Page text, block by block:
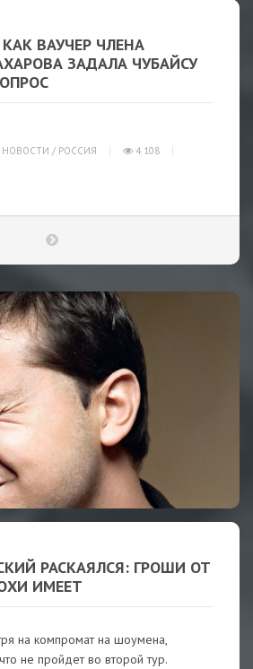
ВАУЧЕР ЧЛЕНА
ЗАДАЛА ЧУБАЙСУ
НОВОСТИ / РОССИЯ
4 108
РАСКАЯЛСЯ: ГРОШИ ОТ
ИМЕЕТ
на компромат на шоумена,
не пройдет во второй тур.